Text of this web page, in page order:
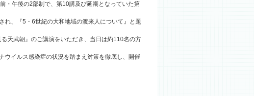
・午後の2部制で、第10講及び延期となっていた第
れ、『5・6世紀の大和地域の渡来人について』と題
天武朝』のご講演をいただき、当日は約110名の方
ウイルス感染症の状況を踏まえ対策を徹底し、開催